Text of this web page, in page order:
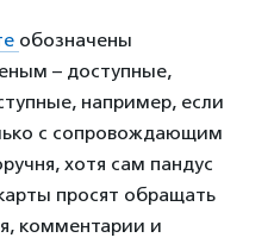
обозначены
– доступные,
например, если
с сопровождающим
хотя сам пандус
просят обращать
комментарии и